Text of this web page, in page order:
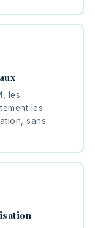
les
les
sans